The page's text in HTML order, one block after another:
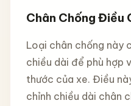
Chân Chống Điều
Loại chân chống này
chiều dài để phù hợp
thước của xe. Điều
chỉnh chiều dài chân